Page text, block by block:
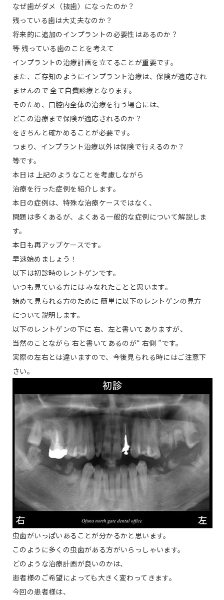
なぜ歯がダメ（抜歯）になったのか？
残っている歯は大丈夫なのか？
将来的に追加のインプラントの必要性はあるのか？
等 残っている歯のことを考えて
インプラントの治療計画を立てることが重要です。
また、ご存知のようにインプラント治療は、保険が適応され
ませんので 全て自費診療となります。
そのため、口腔内全体の治療を行う場合には、
どこの治療まで保険が適応されるのか？
をきちんと確かめることが必要です。
つまり、インプラント治療以外は保険で行えるのか？
等です。
本日は 上記のようなことを考慮しながら
治療を行った症例を紹介します。
本日の症例は、特殊な治療ケースではなく、
問題は多くあるが、よくある一般的な症例について解説しま
す。
本日も再アップケースです。
早速始めましょう！
以下は初診時のレントゲンです。
いつも見ている方には みなれたことと思います。
始めて見られる方のために 簡単に以下のレントゲンの見方
について説明します。
以下のレントゲンの下に 右、左と書いてありますが、
当然のことながら 右と書いてあるのが“ 右側 ”です。
実際の左右とは違いますので、今後見られる時にはご注意下
さい。
虫歯がいっぱいあることが分かるかと思います。
このように多くの虫歯がある方がいらっしゃいます。
どのような治療計画が良いのかは、
患者様のご希望によっても大きく変わってきます。
今回の患者様は、